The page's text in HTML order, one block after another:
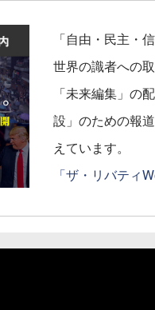
「自由・民主・
世界の識者への
「未来編集」の
設」のための報
えています。
「ザ・リバティ